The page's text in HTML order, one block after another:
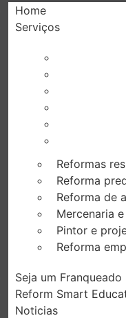
Home
Serviços
Reformas
Reforma
Reforma de
Mercenaria
Pintor e
Reforma
Seja um Franqueado
Reform Smart
Noticias